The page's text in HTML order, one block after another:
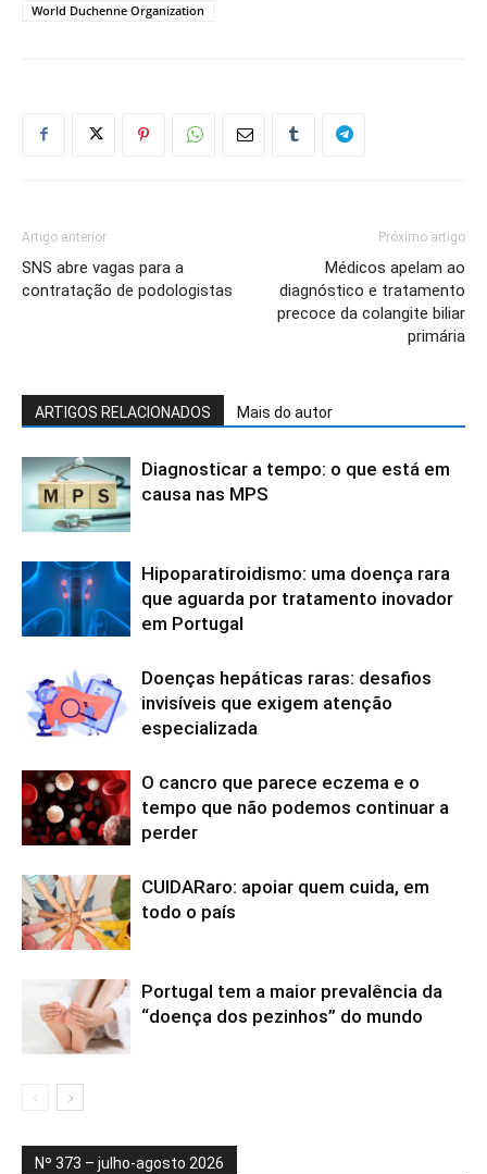
World Duchenne Organization
Artigo anterior
SNS abre vagas para a
contratação de podologistas
Próximo artigo
Médicos apelam ao
diagnóstico e tratamento
precoce da colangite biliar
primária
ARTIGOS RELACIONADOS Mais do autor
Diagnosticar a tempo: o que está em
causa nas MPS
Hipoparatiroidismo: uma doença rara
que aguarda por tratamento inovador
em Portugal
Doenças hepáticas raras: desafios
invisíveis que exigem atenção
especializada
O cancro que parece eczema e o
tempo que não podemos continuar a
perder
CUIDARaro: apoiar quem cuida, em
todo o país
Portugal tem a maior prevalência da
“doença dos pezinhos” do mundo
Nº 373 – julho-agosto 2026